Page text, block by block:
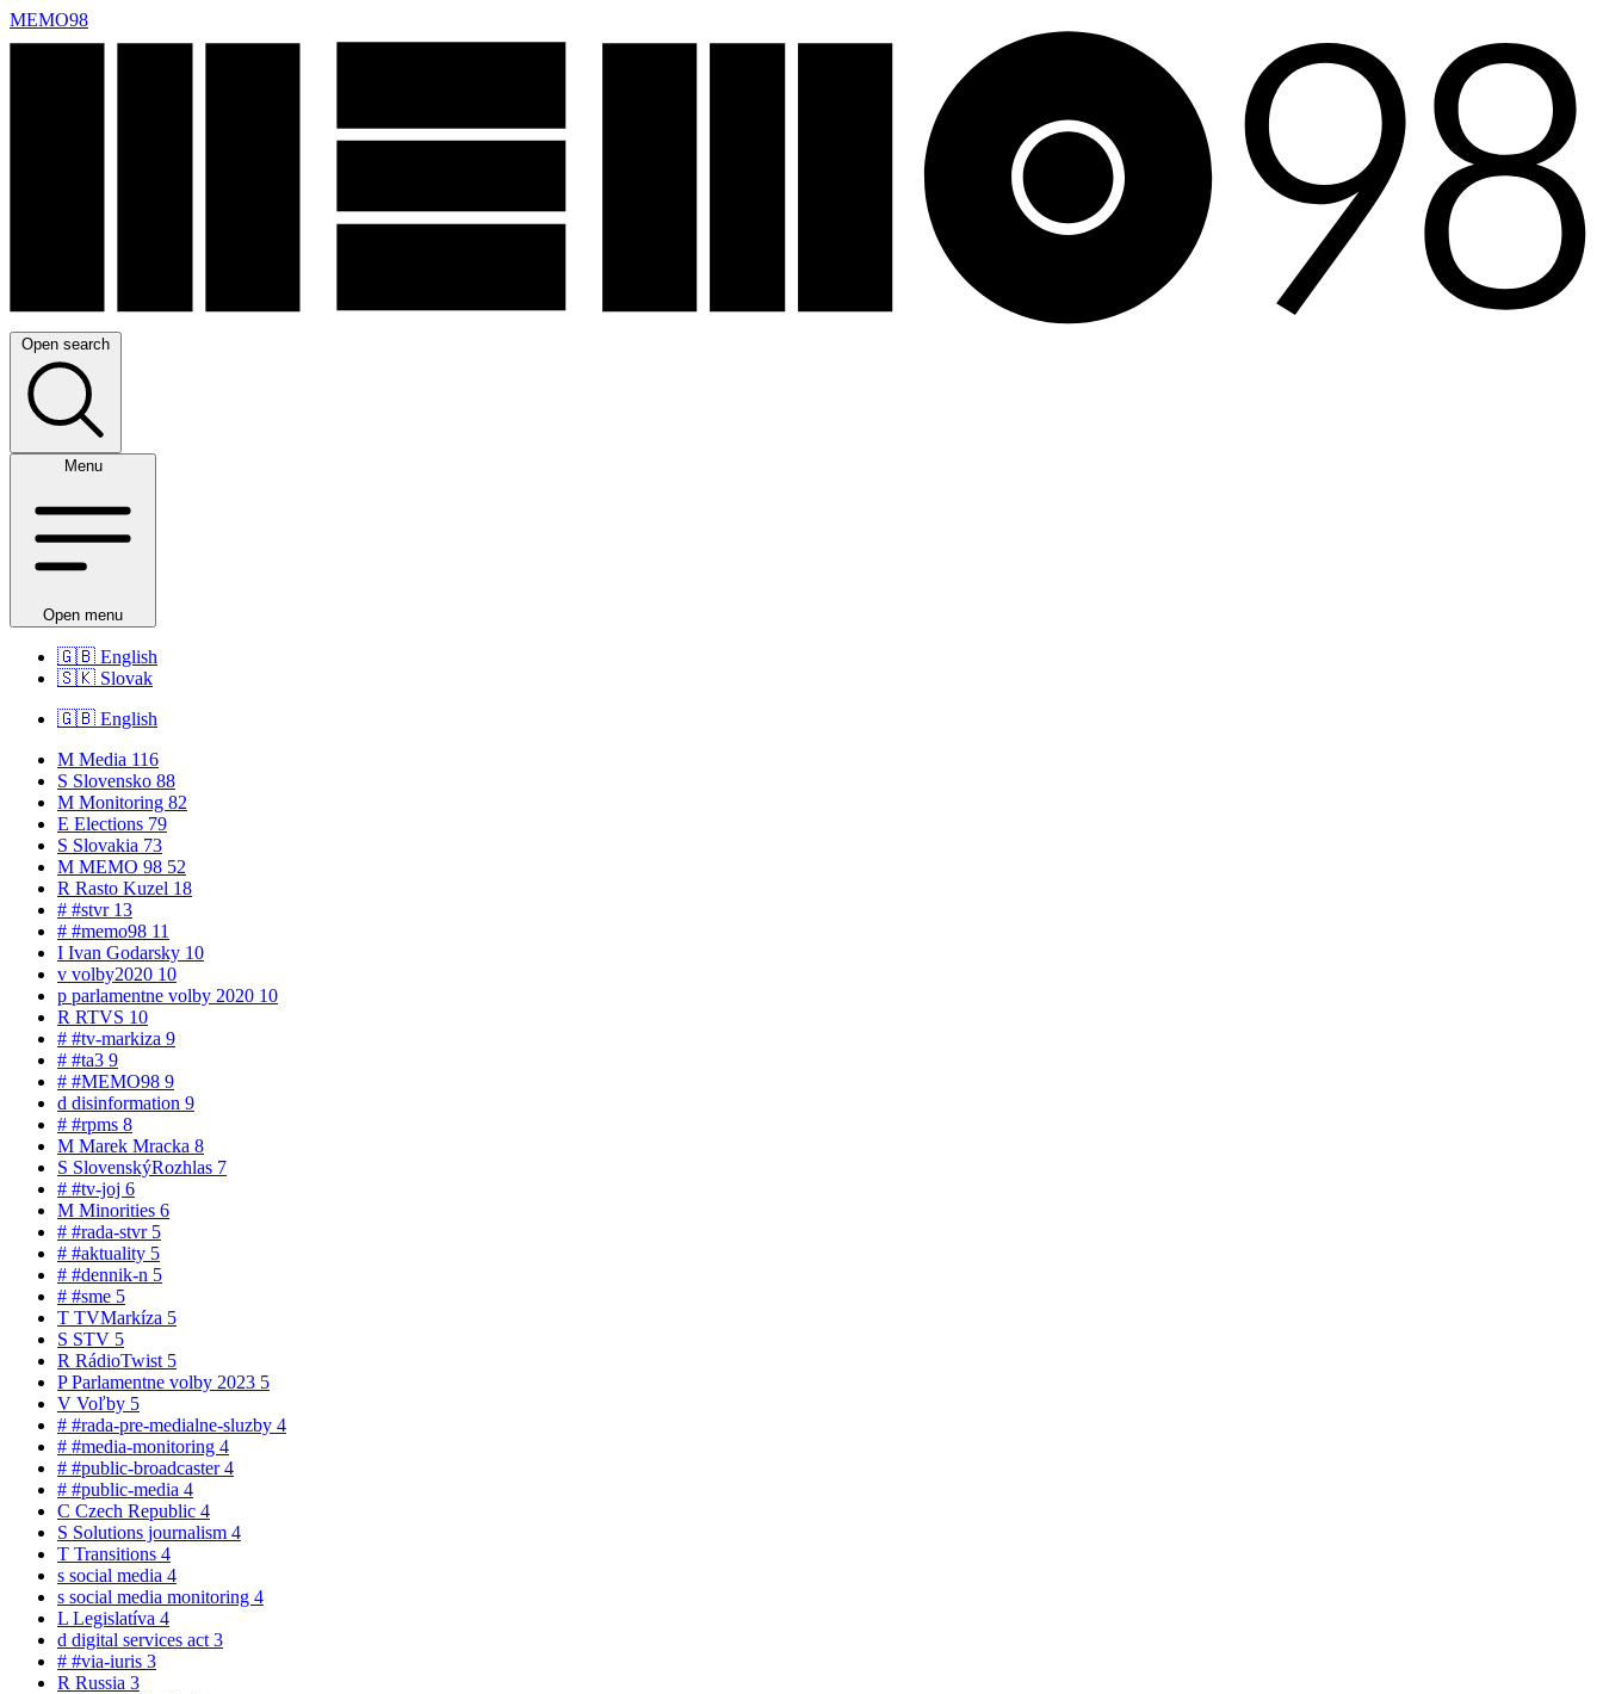
MEMO98
Open search
Menu
Open menu
🇬🇧 English
🇸🇰 Slovak
🇬🇧 English
M Media 116
S Slovensko 88
M Monitoring 82
E Elections 79
S Slovakia 73
M MEMO 98 52
R Rasto Kuzel 18
# #stvr 13
# #memo98 11
I Ivan Godarsky 10
v volby2020 10
p parlamentne volby 2020 10
R RTVS 10
# #tv-markiza 9
# #ta3 9
# #MEMO98 9
d disinformation 9
# #rpms 8
M Marek Mracka 8
S SlovenskýRozhlas 7
# #tv-joj 6
M Minorities 6
# #rada-stvr 5
# #aktuality 5
# #dennik-n 5
# #sme 5
T TVMarkíza 5
S STV 5
R RádioTwist 5
PParlamentne volby 2023 5
V Voľby 5
# #rada-pre-medialne-sluzby 4
# #media-monitoring 4
# #public-broadcaster4
# #public-media 4
C Czech Republic 4
S Solutions journalism 4
T Transitions 4
s social media 4
s social media monitoring 4
L Legislatíva 4
d digital services act 3
# #via-iuris 3
R Russia 3